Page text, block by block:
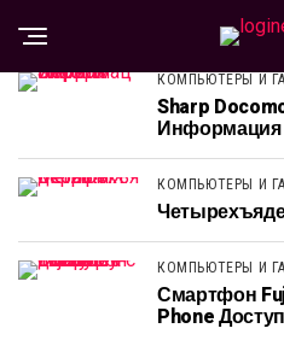
КОМПЬЮТЕРЫ И
Sharp
Информация
КОМПЬЮТЕРЫ И
КОМПЬЮТЕРЫ И
Смартфон
Phone